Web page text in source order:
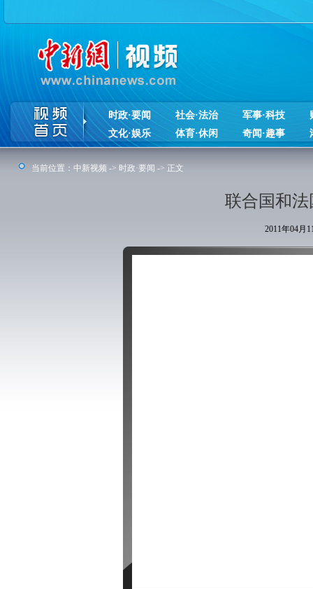
时政·要闻 社会·法治 军事·科技
文化·娱乐
体育·休闲 奇闻·趣事
当前位置： 中新视频 -> 时政·要闻 -> 正文
联合国和
2011年04月